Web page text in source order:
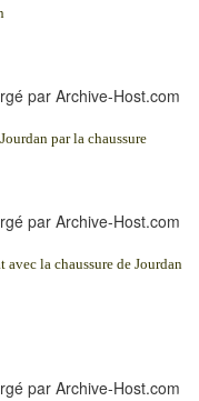
par la chaussure
avec la chaussure de Jourdan